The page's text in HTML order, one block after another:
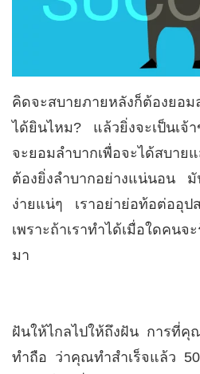
คิดจะสบายภายหลังก็ต้องยอ
ได้ยินไหม? แล้วยิ่งจะเป็นเจ้า
จะยอมลำบากเพื่อจะได้สบาย
ต้องยิ่งลำบากอย่างแน่นอน มั
ง่ายแน่ๆ เราอย่าย่อท้อต่ออุป
เพราะถ้าเราทำได้เมื่อใดคน
มา
ฝันให้ไกลไปให้ถึงฝัน การที่คุ
ทำถือ ว่าคุณทำสำเร็จแล้ว 50